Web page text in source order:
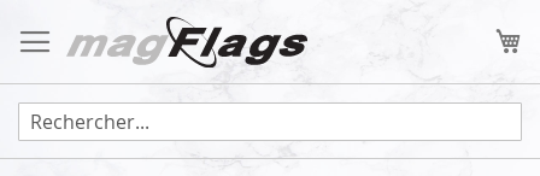
au
contenu